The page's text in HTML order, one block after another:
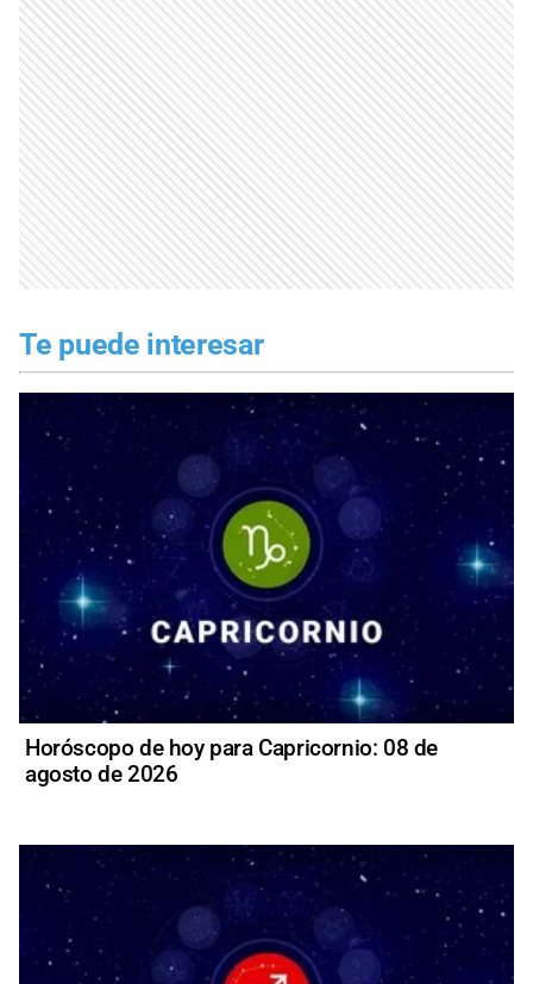
Te puede interesar
Horóscopo de hoy para Capricornio: 08 de
agosto de 2026